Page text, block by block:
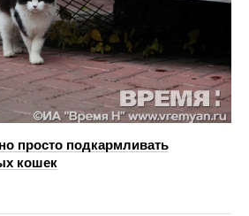
просто подкармливать
кошек